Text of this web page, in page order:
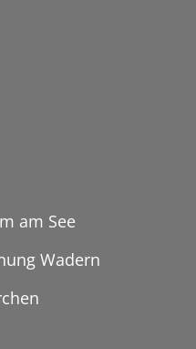
am See
Wadern